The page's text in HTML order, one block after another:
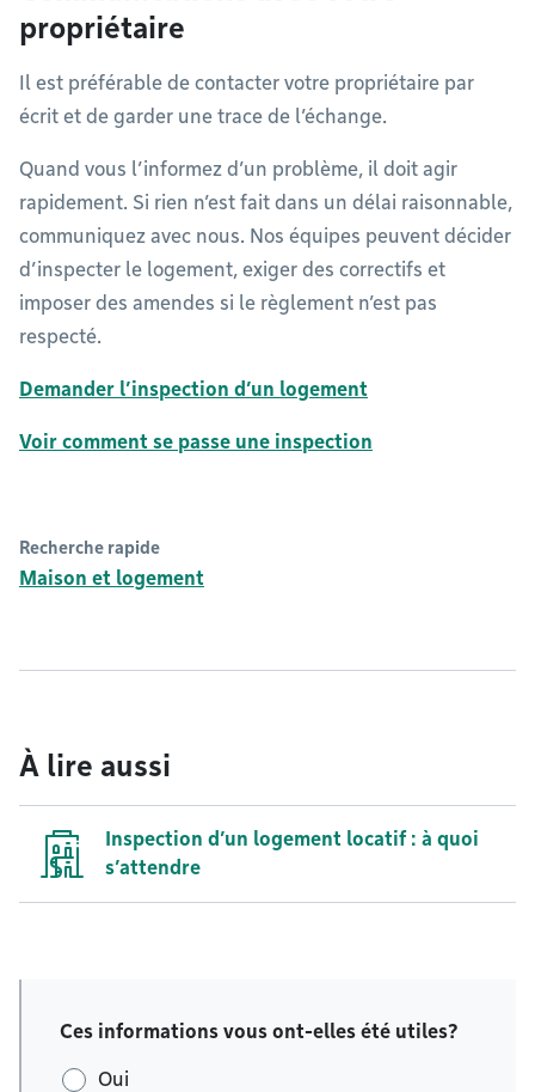
propriétaire
Il est préférable de contacter votre propriétaire par
écrit et de garder une trace de l’échange.
Quand vous l’informez d’un problème, il doit agir
rapidement. Si rien n’est fait dans un délai raisonnable,
communiquez avec nous. Nos équipes peuvent décider
d’inspecter le logement, exiger des correctifs et
imposer des amendes si le règlement n’est pas
respecté.
Demander l’inspection d’un logement
Voir comment se passe une inspection
Recherche rapide
Maison et logement
À lire aussi
Inspection d’un logement locatif : à quoi
s’attendre
Ces informations vous ont-elles été utiles?
Oui